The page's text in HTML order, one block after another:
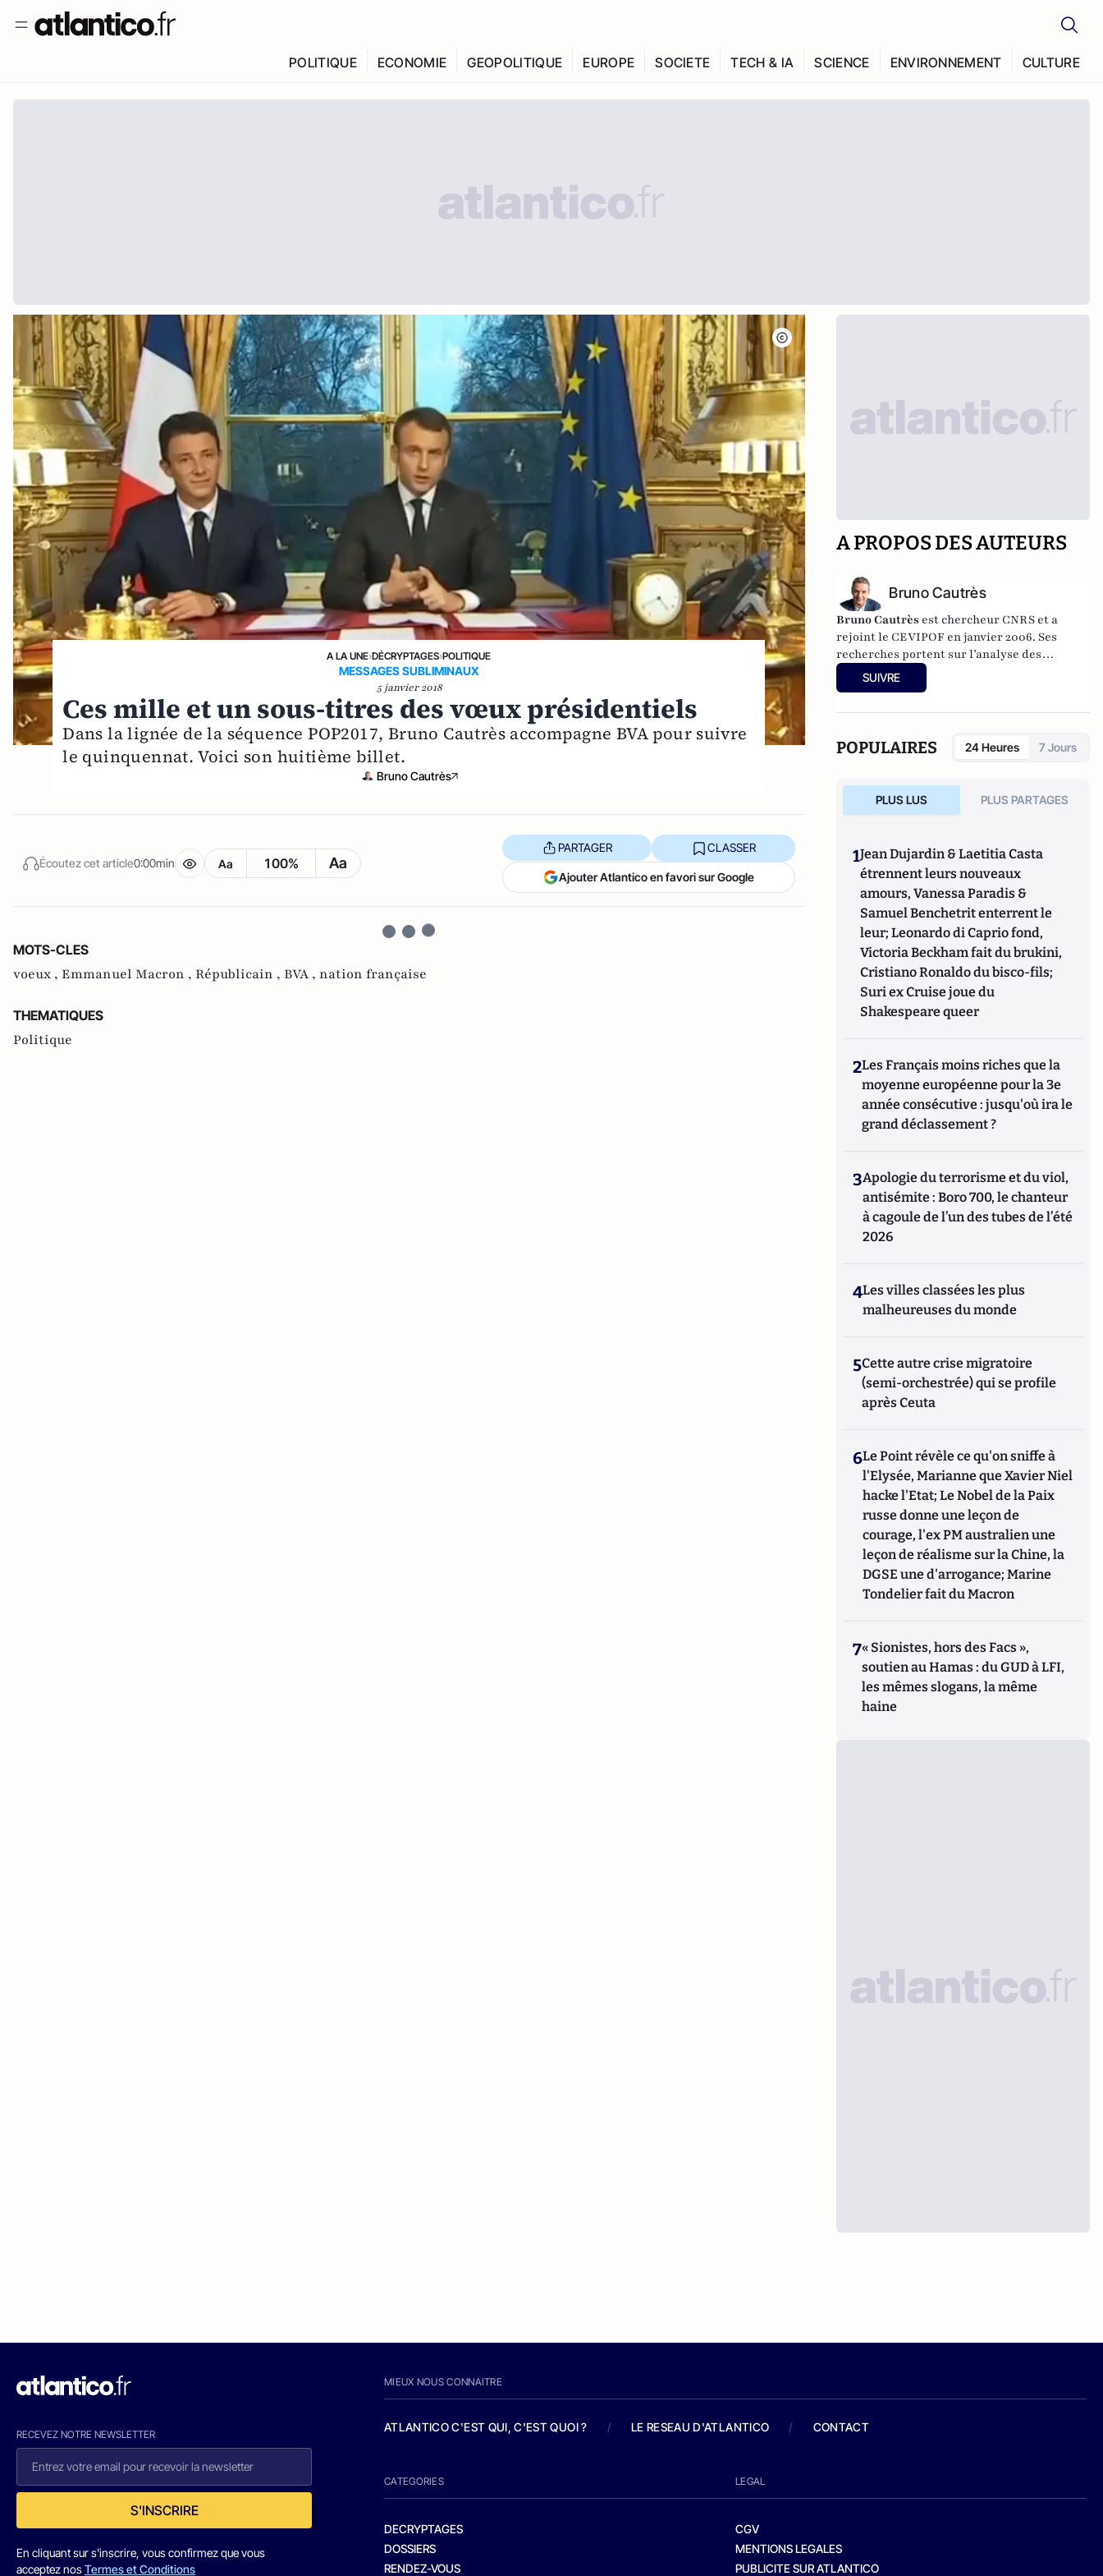
POLITIQUE ECONOMIE GEOPOLITIQUE EUROPE SOCIETE TECH & IA SCIENCE ENVIRONNEMENT CULTURE
A LA UNE›DÉCRYPTAGES›POLITIQUE
MESSAGES SUBLIMINAUX
5 janvier 2018
Ces mille et un sous-titres des vœux présidentiels
Dans la lignée de la séquence POP2017, Bruno Cautrès accompagne BVA pour suivre
le quinquennat. Voici son huitième billet.
Bruno Cautrès
Écoutez cet article0:00min Aa 100% Aa
PARTAGER CLASSER
Ajouter Atlantico en favori sur Google
MOTS-CLES
voeux , Emmanuel Macron , Républicain , BVA , nation française
THEMATIQUES
Politique
A PROPOS DES AUTEURS
Bruno Cautrès
Bruno Cautrès est chercheur CNRS et a
rejoint le CEVIPOF en janvier 2006. Ses
recherches portent sur l’analyse des
comportements et des attitudes politiques.
Au cours des années récentes, il a participé à
politique, le vote et les élections. Il a
développé d’autres directions de recherche
politiques liés à l’Europe et à l’intégration
européenne dans les électorats et les
(toujours) l'Europe ?(éditions de La
Documentation Française, 2014) et
d’une révolution électorale (2015-2018)
Anne Muxel (Classiques Garnier, 2019).
SUIVRE
POPULAIRES 24 Heures 7 Jours
PLUS LUS PLUS PARTAGES
1Jean Dujardin & Laetitia Casta
étrennent leurs nouveaux
amours, Vanessa Paradis &
Samuel Benchetrit enterrent le
leur; Leonardo di Caprio fond,
Victoria Beckham fait du brukini,
Cristiano Ronaldo du bisco-fils;
Suri ex Cruise joue du
Shakespeare queer
2Les Français moins riches que la
moyenne européenne pour la 3e
année consécutive : jusqu'où ira le
grand déclassement ?
3Apologie du terrorisme et du viol,
antisémite : Boro 700, le chanteur
à cagoule de l’un des tubes de l’été
2026
4Les villes classées les plus
malheureuses du monde
5Cette autre crise migratoire
(semi-orchestrée) qui se profile
après Ceuta
6Le Point révèle ce qu'on sniffe à
l'Elysée, Marianne que Xavier Niel
hacke l'Etat; Le Nobel de la Paix
russe donne une leçon de
courage, l'ex PM australien une
leçon de réalisme sur la Chine, la
DGSE une d'arrogance; Marine
Tondelier fait du Macron
7« Sionistes, hors des Facs »,
soutien au Hamas : du GUD à LFI,
les mêmes slogans, la même
haine
RECEVEZ NOTRE NEWSLETTER
S'INSCRIRE
En cliquant sur s'inscrire, vous confirmez que vous
acceptez nosTermes et Conditions
MIEUX NOUS CONNAITRE
ATLANTICO C'EST QUI, C'EST QUOI ? / LE RESEAU D'ATLANTICO / CONTACT
CATEGORIES
DECRYPTAGES
DOSSIERS
RENDEZ-VOUS
LEGAL
CGV
MENTIONS LEGALES
PUBLICITE SUR ATLANTICO